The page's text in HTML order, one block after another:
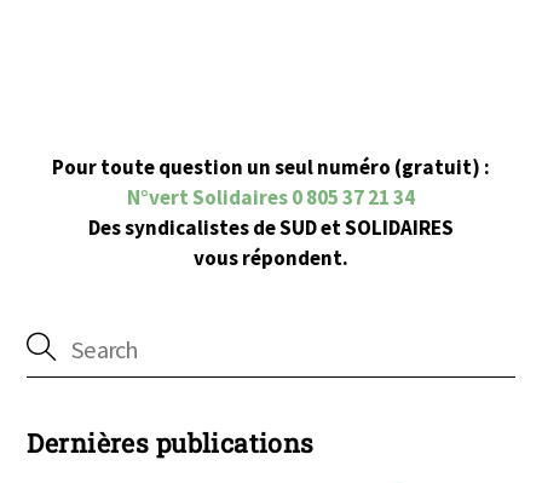
Pour toute question un seul numéro (gratuit) :
N°vert Solidaires 0 805 37 21 34
Des syndicalistes de SUD et SOLIDAIRES
vous répondent.
Dernières publications